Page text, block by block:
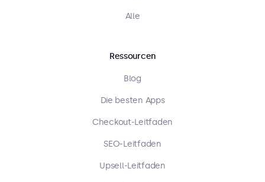
Alle
Ressourcen
Blog
Die besten Apps
Checkout-Leitfaden
SEO-Leitfaden
Upsell-Leitfaden